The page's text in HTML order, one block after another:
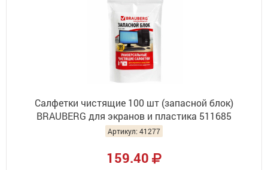
Салфетки чистящие 100 шт (запасной блок)
BRAUBERG для экранов и пластика 511685
Артикул: 41277
159.40